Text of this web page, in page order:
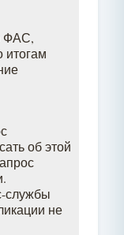
ФАС,
итогам
об этой
службы
не